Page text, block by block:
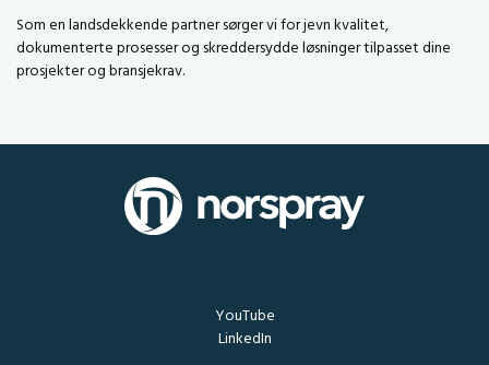
Som en landsdekkende partner sørger vi for jevn kvalitet,
dokumenterte prosesser og skreddersydde løsninger tilpasset dine
prosjekter og bransjekrav.
YouTube
LinkedIn